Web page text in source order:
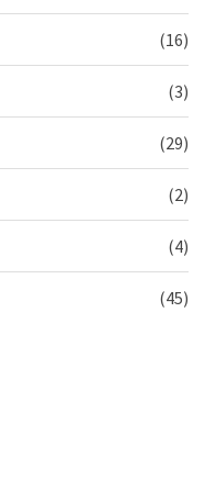
(16)
(3)
(29)
(2)
(4)
(45)